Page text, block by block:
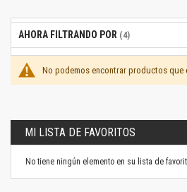
No podemos encontrar productos que
AHORA FILTRANDO POR
MI LISTA DE FAVORITOS
No tiene ningún elemento en su lista de